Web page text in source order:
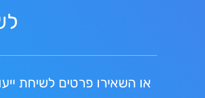
או השאירו פרטים לשיחת